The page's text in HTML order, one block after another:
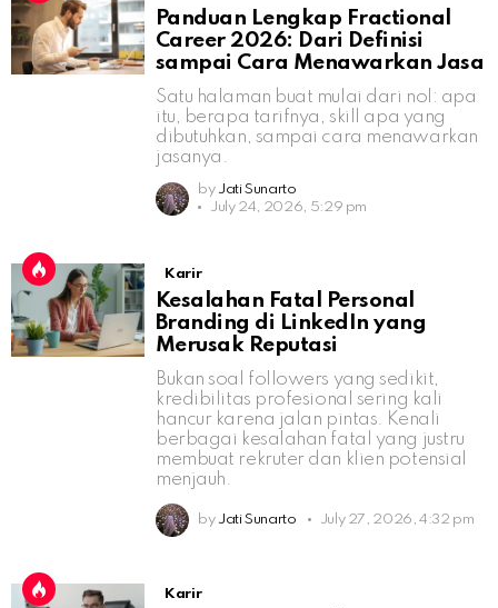
Panduan Lengkap Fractional
Career 2026: Dari Definisi
sampai Cara Menawarkan Jasa
Satu halaman buat mulai dari nol: apa
itu, berapa tarifnya, skill apa yang
dibutuhkan, sampai cara menawarkan
jasanya.
by Jati Sunarto
July 24, 2026, 5:29 pm
Karir
Kesalahan Fatal Personal
Branding di LinkedIn yang
Merusak Reputasi
Bukan soal followers yang sedikit,
kredibilitas profesional sering kali
hancur karena jalan pintas. Kenali
berbagai kesalahan fatal yang justru
membuat rekruter dan klien potensial
menjauh.
by Jati Sunarto July 27, 2026, 4:32 pm
Karir